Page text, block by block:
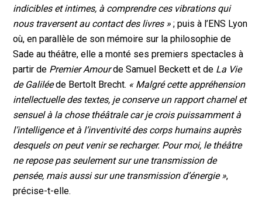
indicibles et intimes, à comprendre ces vibrations qui
nous traversent au contact des livres »; puis à l’ENS Lyon
où, en parallèle de son mémoire sur la philosophie de
Sade au théâtre, elle a monté ses premiers spectacles à
partir de Premier Amourde Samuel Beckett et de La Vie
de Galiléede Bertolt Brecht. « Malgré cette appréhension
intellectuelle des textes, je conserve un rapport charnel et
sensuel à la chose théâtrale car je crois puissamment à
l’intelligence et à l’inventivité des corps humains auprès
desquels on peut venir se recharger. Pour moi, le théâtre
ne repose pas seulement sur une transmission de
pensée, mais aussi sur une transmission d’énergie »,
précise-t-elle.